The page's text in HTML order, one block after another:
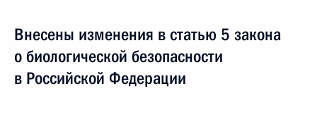
Внесены изменения в статью 5 закона
о биологической безопасности
в Российской Федерации